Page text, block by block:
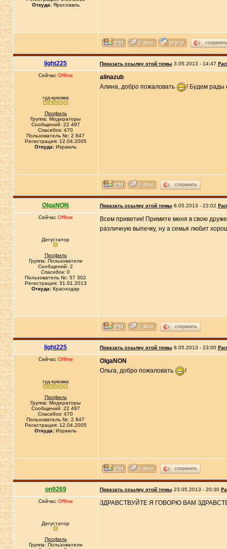
Откуда:Ярославль
сохранить
light225 Показать ссылку этой темы 3.05.2013 - 14:47
Сейчас Offline
гуд-куковка
Профиль
Группа: Модераторы
Сообщений: 22 497
Спасибок: 470
Пользователь №: 2 847
Регистрация: 12.04.2005
Откуда: Израиль
alinazub
Алина, добро пожаловать
! Будем
сохранить
OlgaNON Показать ссылку этой темы 8.05.2013 - 22:02
Сейчас Offline
Дегустатор
Профиль
Группа: Пользователи
Сообщений: 2
Спасибок: 0
Пользователь №: 57 302
Регистрация: 31.01.2013
Откуда: Краснодар
Всем приветик! Примите меня в свою
различную выпечку, ну а семья любит
сохранить
light225 Показать ссылку этой темы 8.05.2013 - 23:00
Сейчас Offline
гуд-куковка
Профиль
Группа: Модераторы
Сообщений: 22 497
Спасибок: 470
Пользователь №: 2 847
Регистрация: 12.04.2005
Откуда: Израиль
OlgaNON
Ольга, добро пожаловать
!
сохранить
on9269 Показать ссылку этой темы 23.05.2013 - 20:30
Сейчас Offline
Дегустатор
Профиль
Группа: Пользователи
ЗДРАВСТВУЙТЕ Я ГОВОРЮ ВАМ